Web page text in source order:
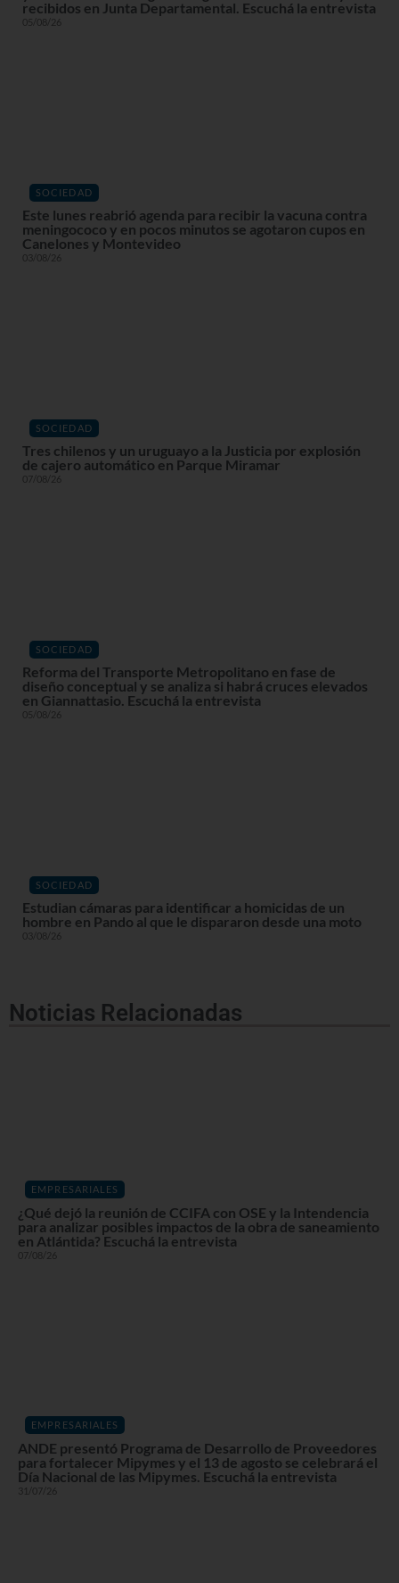
recibidos en Junta Departamental. Escuchá la entrevista
05/08/26
SOCIEDAD
Este lunes reabrió agenda para recibir la vacuna contra
meningococo y en pocos minutos se agotaron cupos en
Canelones y Montevideo
03/08/26
SOCIEDAD
Tres chilenos y un uruguayo a la Justicia por explosión
de cajero automático en Parque Miramar
07/08/26
SOCIEDAD
Reforma del Transporte Metropolitano en fase de
diseño conceptual y se analiza si habrá cruces elevados
en Giannattasio. Escuchá la entrevista
05/08/26
SOCIEDAD
Estudian cámaras para identificar a homicidas de un
hombre en Pando al que le dispararon desde una moto
03/08/26
Noticias Relacionadas
EMPRESARIALES
¿Qué dejó la reunión de CCIFA con OSE y la Intendencia
para analizar posibles impactos de la obra de saneamiento
en Atlántida? Escuchá la entrevista
07/08/26
EMPRESARIALES
ANDE presentó Programa de Desarrollo de Proveedores
para fortalecer Mipymes y el 13 de agosto se celebrará el
Día Nacional de las Mipymes. Escuchá la entrevista
31/07/26